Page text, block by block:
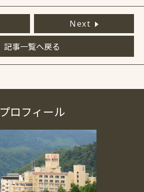
Next
記事一覧へ戻る
プロフィール